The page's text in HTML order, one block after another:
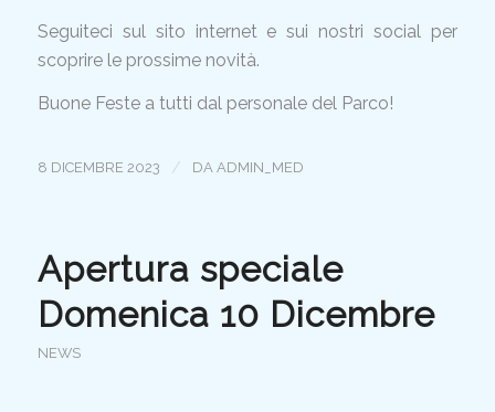
Seguiteci sul sito internet e sui nostri social per
scoprire le prossime novità.
Buone Feste a tutti dal personale del Parco!
8 DICEMBRE 2023 / DA ADMIN_MED
Apertura speciale
Domenica 10 Dicembre
NEWS